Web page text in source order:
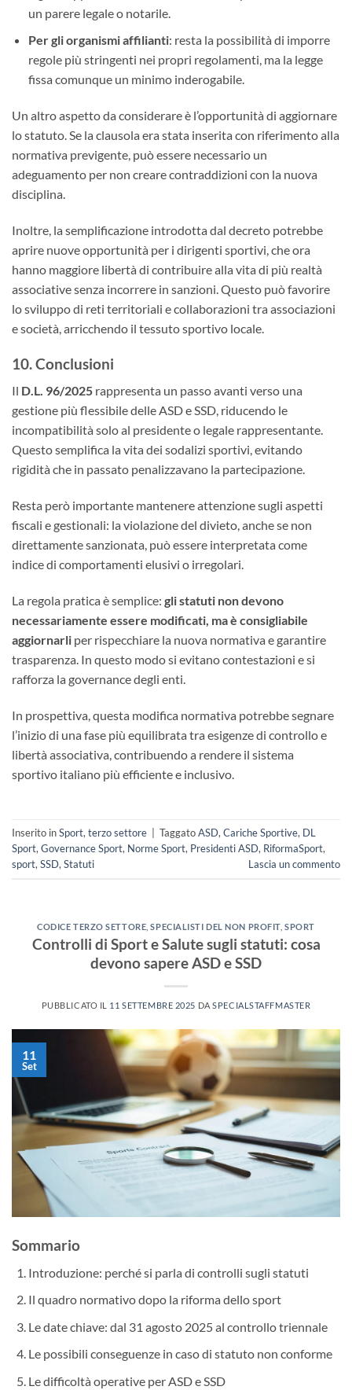
un parere legale o notarile.
Per gli organismi affilianti: resta la possibilità di imporre
regole più stringenti nei propri regolamenti, ma la legge
fissa comunque un minimo inderogabile.
Un altro aspetto da considerare è l’opportunità di aggiornare
lo statuto. Se la clausola era stata inserita con riferimento alla
normativa previgente, può essere necessario un
adeguamento per non creare contraddizioni con la nuova
disciplina.
Inoltre, la semplificazione introdotta dal decreto potrebbe
aprire nuove opportunità per i dirigenti sportivi, che ora
hanno maggiore libertà di contribuire alla vita di più realtà
associative senza incorrere in sanzioni. Questo può favorire
lo sviluppo di reti territoriali e collaborazioni tra associazioni
e società, arricchendo il tessuto sportivo locale.
10. Conclusioni
Il D.L. 96/2025 rappresenta un passo avanti verso una
gestione più flessibile delle ASD e SSD, riducendo le
incompatibilità solo al presidente o legale rappresentante.
Questo semplifica la vita dei sodalizi sportivi, evitando
rigidità che in passato penalizzavano la partecipazione.
Resta però importante mantenere attenzione sugli aspetti
fiscali e gestionali: la violazione del divieto, anche se non
direttamente sanzionata, può essere interpretata come
indice di comportamenti elusivi o irregolari.
La regola pratica è semplice: gli statuti non devono
necessariamente essere modificati, ma è consigliabile
aggiornarli per rispecchiare la nuova normativa e garantire
trasparenza. In questo modo si evitano contestazioni e si
rafforza la governance degli enti.
In prospettiva, questa modifica normativa potrebbe segnare
l’inizio di una fase più equilibrata tra esigenze di controllo e
libertà associativa, contribuendo a rendere il sistema
sportivo italiano più efficiente e inclusivo.
Inserito inSport, terzo settore TaggatoASD, Cariche Sportive, DL
Sport, Governance Sport, Norme Sport, Presidenti ASD, RiformaSport,
sport, SSD, Statuti Lascia un commento
CODICE TERZO SETTORE ,SPECIALISTI DEL NON PROFIT,SPORT
Controlli di Sport e Salute sugli statuti: cosa
devono sapere ASD e SSD
PUBBLICATO IL 11 SETTEMBRE 2025 DASPECIALSTAFFMASTER
11
Set
Sommario
Introduzione: perché si parla di controlli sugli statuti
Il quadro normativo dopo la riforma dello sport
Le date chiave: dal 31 agosto 2025 al controllo triennale
Le possibili conseguenze in caso di statuto non conforme
Le difficoltà operative per ASD e SSD